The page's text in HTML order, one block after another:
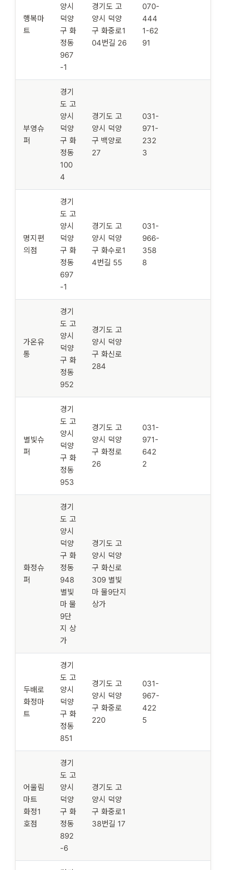
행복마
트
양시
덕양
구 화
정동
967
-1
경기도 고
양시 덕양
구 화중로1
04번길 26
070-
444
1-62
91
부영슈
퍼
경기
도 고
양시
덕양
구 화
정동
100
4
경기도 고
양시 덕양
구 백양로
27
031-
971-
232
3
명지편
의점
경기
도 고
양시
덕양
구 화
정동
697
-1
경기도 고
양시 덕양
구 화수로1
4번길 55
031-
966-
358
8
가온유
통
경기
도 고
양시
덕양
구 화
정동
952
경기도 고
양시 덕양
구 화신로
284
별빛슈
퍼
경기
도 고
양시
덕양
구 화
정동
953
경기도 고
양시 덕양
구 화정로
26
031-
971-
642
2
화정슈
퍼
경기
도 고
양시
덕양
구 화
정동
948
별빛
마 물
9단
지 상
가
경기도 고
양시 덕양
구 화신로
309 별빛
마 물9단지
상가
두배로
화정마
트
경기
도 고
양시
덕양
구 화
정동
851
경기도 고
양시 덕양
구 화중로
220
031-
967-
422
5
어울림
마트
화정1
호점
경기
도 고
양시
덕양
구 화
정동
892
-6
경기도 고
양시 덕양
구 화중로1
38번길 17